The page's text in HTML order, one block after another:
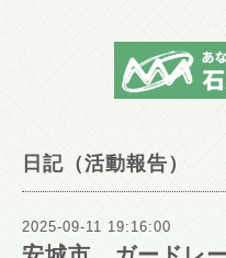
日記（活動報告）
2025-09-11 19:16:00